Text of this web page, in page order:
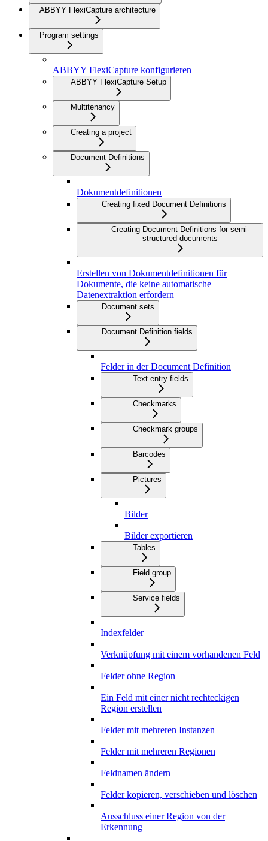
ABBYY FlexiCapture architecture
Program settings
ABBYY FlexiCapture konfigurieren
ABBYY FlexiCapture Setup
Multitenancy
Creating a project
Document Definitions
Dokumentdefinitionen
Creating fixed Document Definitions
Creating Document Definitions for semi-
structured documents
Erstellen von Dokumentdefinitionen für
Dokumente, die keine automatische
Datenextraktion erfordern
Document sets
Document Definition fields
Felder in der Document Definition
Text entry fields
Checkmarks
Checkmark groups
Barcodes
Pictures
Bilder
Bilder exportieren
Tables
Field group
Service fields
Indexfelder
Verknüpfung mit einem vorhandenen Feld
Felder ohne Region
Ein Feld mit einer nicht rechteckigen
Region erstellen
Felder mit mehreren Instanzen
Felder mit mehreren Regionen
Feldnamen ändern
Felder kopieren, verschieben und löschen
Ausschluss einer Region von der
Erkennung